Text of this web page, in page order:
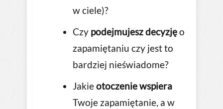
w ciele)?
Czy podejmujesz decyzjęo
zapamiętaniu czy jest to
bardziej nieświadome?
Jakieotoczenie wspiera
Twoje zapamiętanie, a w